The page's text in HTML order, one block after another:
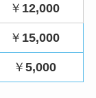
￥ 12,000
￥ 15,000
￥ 5,000